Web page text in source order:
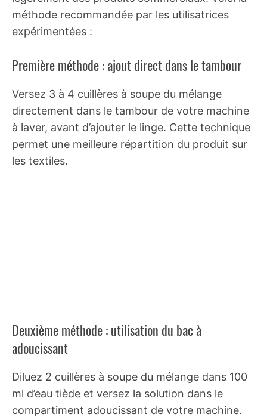
méthode recommandée par les utilisatrices
expérimentées :
Première méthode : ajout direct dans le tambour
Versez 3 à 4 cuillères à soupe du mélange
directement dans le tambour de votre machine
à laver, avant d’ajouter le linge. Cette technique
permet une meilleure répartition du produit sur
les textiles.
Deuxième méthode : utilisation du bac à
adoucissant
Diluez 2 cuillères à soupe du mélange dans 100
ml d’eau tiède et versez la solution dans le
compartiment adoucissant de votre machine.